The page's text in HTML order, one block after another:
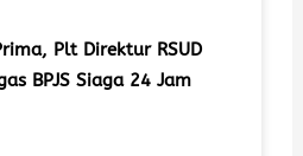
Plt Direktur RSUD
BPJS Siaga 24 Jam